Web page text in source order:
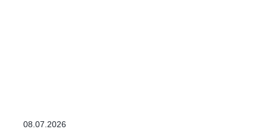
08.07.2026